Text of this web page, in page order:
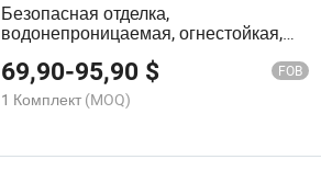
Безопасная отделка,
водонепроницаемая, огнестойкая,
стальные квартиры, настраиваемая
входная дверь
69,90-95,90 $ FOB
1 Комплект (MOQ)